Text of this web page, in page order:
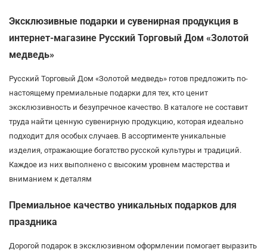
Эксклюзивные подарки и сувенирная продукция в
интернет-магазине Русский Торговый Дом «Золотой
медведь»
Русский Торговый Дом «Золотой медведь» готов предложить по-
настоящему премиальные подарки для тех, кто ценит
эксклюзивность и безупречное качество. В каталоге не составит
труда найти ценную сувенирную продукцию, которая идеально
подходит для особых случаев. В ассортименте уникальные
изделия, отражающие богатство русской культуры и традиций.
Каждое из них выполнено с высоким уровнем мастерства и
вниманием к деталям
Премиальное качество уникальных подарков для
праздника
Дорогой подарок в эксклюзивном оформлении помогает выразить